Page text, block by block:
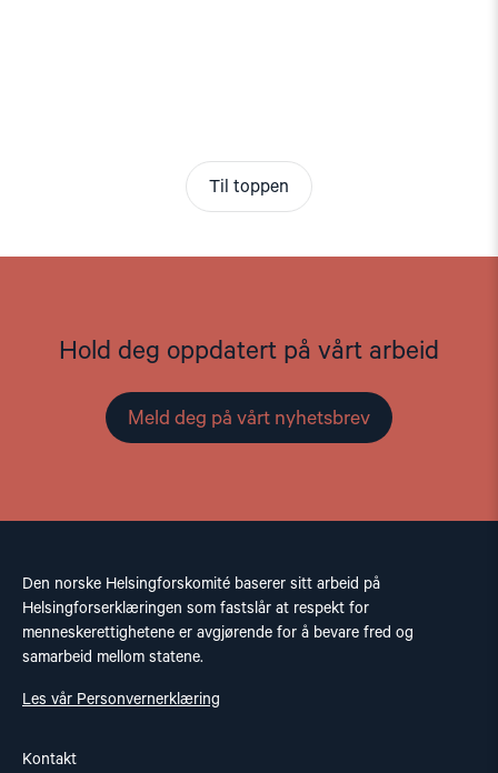
Til toppen
Hold deg oppdatert på vårt arbeid
Meld deg på vårt nyhetsbrev
Den norske Helsingforskomité baserer sitt arbeid på
Helsingforserklæringen som fastslår at respekt for
menneskerettighetene er avgjørende for å bevare fred og
samarbeid mellom statene.
Les vår Personvernerklæring
Kontakt